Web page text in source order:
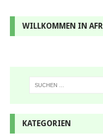
WILLKOMMEN IN
KATEGORIEN